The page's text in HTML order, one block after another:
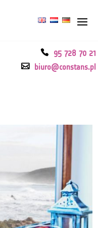
95 728 70 21
biuro@constans.pl